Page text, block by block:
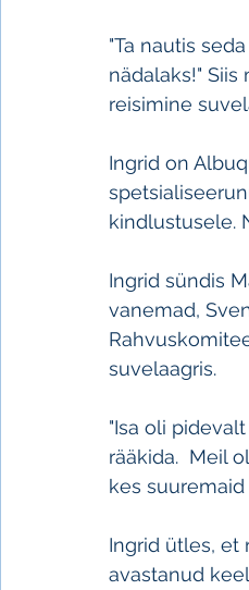
"Ta nautis
nädalaks!"
reisimine
Ingrid on
kindlustusele.
Ingrid sündis
vanemad,
suvelaagris.
"Isa oli
rääkida.  Meil
kes
Ingrid ütles, et
avastanud